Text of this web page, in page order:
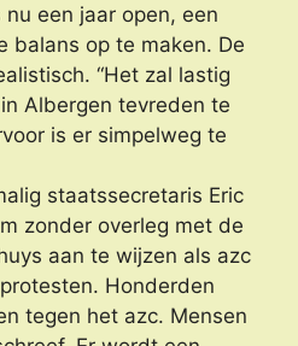
een jaar open, een
balans op te maken. De
“Het zal lastig
Albergen tevreden te
is er simpelweg te
staatssecretaris Eric
zonder overleg met de
aan te wijzen als azc
Honderden
tegen het azc. Mensen